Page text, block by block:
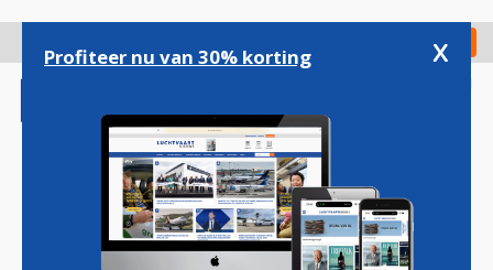
gaan
Check in
Magazine Podcasts Vacatures
Profiteer nu van 30% korting x